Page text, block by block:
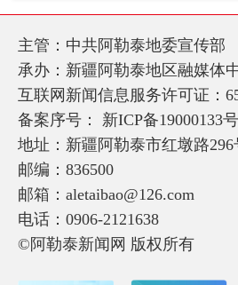
主管：中共阿勒泰地委宣传部
承办：新疆阿勒泰地区融媒体
互联网新闻信息服务许可证：
备案序号： 新ICP备19000133
地址：新疆阿勒泰市红墩路296
邮编：836500
邮箱：aletaibao@126.com
电话：0906-2121638
©阿勒泰新闻网 版权所有